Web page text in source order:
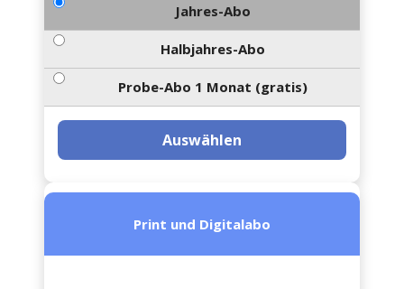
Jahres-Abo
Halbjahres-Abo
Probe-Abo 1 Monat (gratis)
Auswählen
Print und Digitalabo